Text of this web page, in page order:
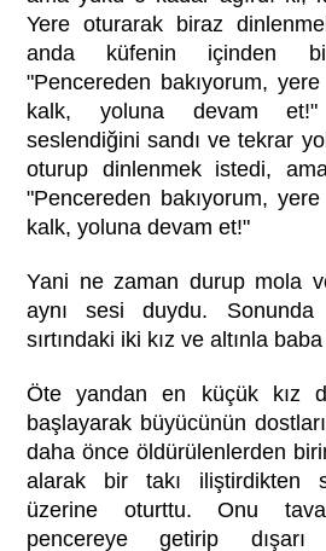
Yere oturarak biraz
anda küfenin içinden
"Pencereden bakıyorum,
kalk, yoluna devam et!"
seslendiğini sandı ve tekrar
oturup dinlenmek istedi,
"Pencereden bakıyorum,
kalk, yoluna devam et!"
Yani ne zaman durup mola
aynı sesi duydu. Sonunda
sırtındaki iki kız ve altınla
Öte yandan en küçük kız
başlayarak büyücünün
daha önce öldürülenlerden
alarak bir takı iliştirdikten
üzerine oturttu. Onu
pencereye getirip dışarı